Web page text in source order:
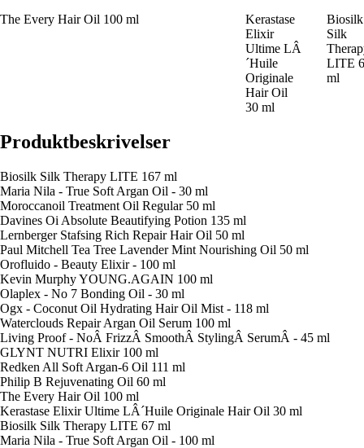
The Every Hair Oil 100 ml
Kerastase
Elixir
Ultime LÂ
´Huile
Originale
Hair Oil
30 ml
Biosilk
Silk
LITE
ml
Produktbeskrivelser
Biosilk Silk Therapy LITE 167 ml
Maria Nila - True Soft Argan Oil - 30 ml
Moroccanoil Treatment Oil Regular 50 ml
Davines Oi Absolute Beautifying Potion 135 ml
Lernberger Stafsing Rich Repair Hair Oil 50 ml
Paul Mitchell Tea Tree Lavender Mint Nourishing Oil 50 ml
Orofluido - Beauty Elixir - 100 ml
Kevin Murphy YOUNG.AGAIN 100 ml
Olaplex - No 7 Bonding Oil - 30 ml
Ogx - Coconut Oil Hydrating Hair Oil Mist - 118 ml
Waterclouds Repair Argan Oil Serum 100 ml
Living Proof - NoÂ FrizzÂ SmoothÂ StylingÂ SerumÂ - 45 ml
GLYNT NUTRI Elixir 100 ml
Redken All Soft Argan-6 Oil 111 ml
Philip B Rejuvenating Oil 60 ml
The Every Hair Oil 100 ml
Kerastase Elixir Ultime LÂ´Huile Originale Hair Oil 30 ml
Biosilk Silk Therapy LITE 67 ml
Maria Nila - True Soft Argan Oil - 100 ml